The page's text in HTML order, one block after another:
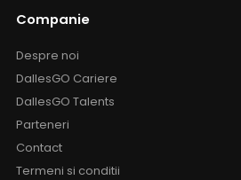
Companie
Despre noi
DallesGO Cariere
DallesGO Talents
Parteneri
Contact
Termeni si conditii